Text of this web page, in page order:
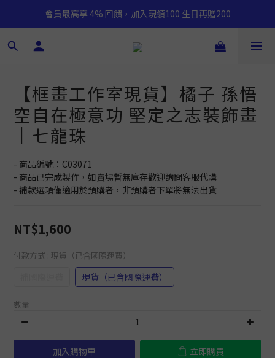
會員最高享 4% 回饋，加入現領100 生日再贈200
【框畫工作室現貨】橘子 孫悟
空自在極意功 堅定之志裝飾畫
｜七龍珠
- 商品編號：C03071
- 商品已完成製作，如賣場暫無庫存歡迎詢問客服代購
- 補款選項僅適用於預購者，非預購者下單將無法出貨
NT$1,600
付款方式 : 現貨（已含國際運費）
現貨（已含國際運費）
數量
加入購物車 立即購買